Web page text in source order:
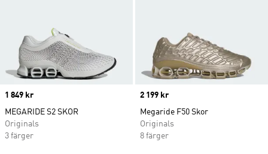
Price
1 849 kr
MEGARIDE S2 SKOR
Originals
3 färger
Price
2 199 kr
Megaride F50 Skor
Originals
8 färger